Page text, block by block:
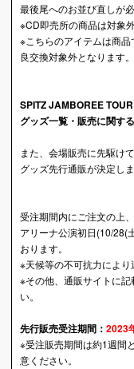
最後尾へのお並び直しが
※CD即売所の商品は対象
※こちらのアイテムは商
良交換対象外となります
SPITZ JAMBOREE
グッズ一覧・販売に関す
また、会場販売に先駆けて
グッズ先行通販が決定し
受注期間内にご注文の上
アリーナ公演初日(10/28(
おります。
※天候等の不可抗力により
※その他、通販サイトに
い。
先行販売受注期間： 2023
※受注販売期間は約1週間
意ください。